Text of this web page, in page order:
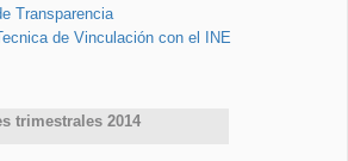
Transparencia
de Vinculación con el INE
trimestrales 2014